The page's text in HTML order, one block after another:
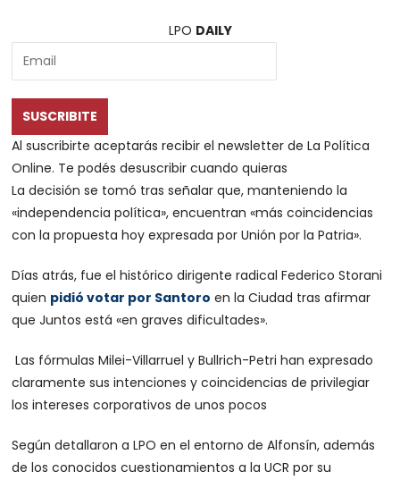
LPO DAILY
SUSCRIBITE
Al suscribirte aceptarás recibir el newsletter de La Política
Online. Te podés desuscribir cuando quieras
La decisión se tomó tras señalar que, manteniendo la
«independencia política», encuentran «más coincidencias
con la propuesta hoy expresada por Unión por la Patria».
Días atrás, fue el histórico dirigente radical Federico Storani
quien pidió votar por Santoro en la Ciudad tras afirmar
que Juntos está «en graves dificultades».
Las fórmulas Milei-Villarruel y Bullrich-Petri han expresado
claramente sus intenciones y coincidencias de privilegiar
los intereses corporativos de unos pocos
Según detallaron a LPO en el entorno de Alfonsín, además
de los conocidos cuestionamientos a la UCR por su